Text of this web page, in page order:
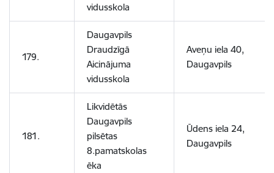
vidusskola
179.
Daugavpils
Draudzīgā
Aicinājuma
vidusskola
Aveņu iela 40,
Daugavpils
181.
Likvidētās
Daugavpils
pilsētas
8.pamatskolas
ēka
Ūdens iela 24,
Daugavpils